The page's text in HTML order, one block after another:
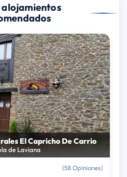
El Capricho De Carrio
de Laviana
(58 Opiniones)